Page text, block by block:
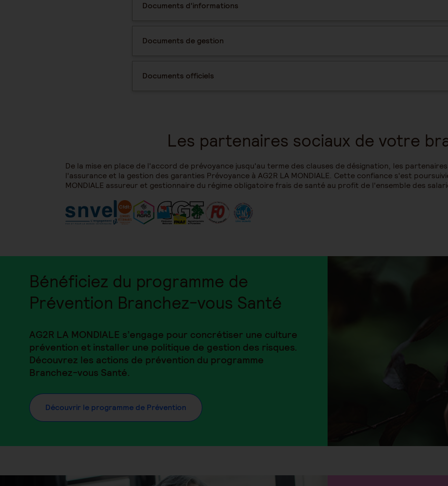
Documents d'informations
Documents de gestion
Documents officiels
Les partenaires sociaux de votre
De la mise en place de l'accord de prévoyance jusqu'au terme des clauses de désignation, les
l'assurance et la gestion des garanties Prévoyance à AG2R LA MONDIALE. Cette confiance s'est
MONDIALE assureur et gestionnaire du régime obligatoire frais de santé au profit de l'ensemble des
Bénéficiez du programme de
Prévention Branchez-vous Santé
AG2R LA MONDIALE s’engage pour concrétiser une culture
prévention et installer une politique de gestion des risques.
Découvrez les actions de prévention du programme
Branchez-vous Santé.
Découvrir le programme de Prévention